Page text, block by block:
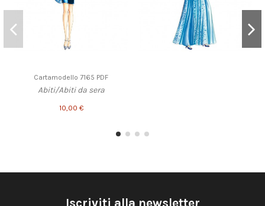
Cartamodello 7165 PDF
Abiti/Abiti da sera
10,00 €
Iscriviti alla newsletter